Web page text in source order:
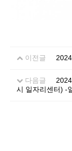
이전글
다음글
시 일자리센터) -